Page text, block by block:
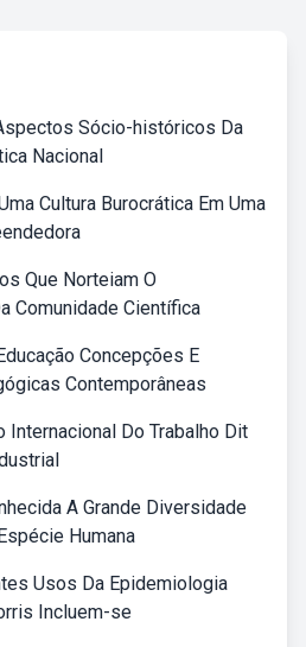
Sócio-históricos Da
Nacional
Cultura Burocrática Em Uma
Que Norteiam O
Comunidade Científica
Concepções E
Contemporâneas
Internacional Do Trabalho Dit
A Grande Diversidade
Humana
Usos Da Epidemiologia
Incluem-se